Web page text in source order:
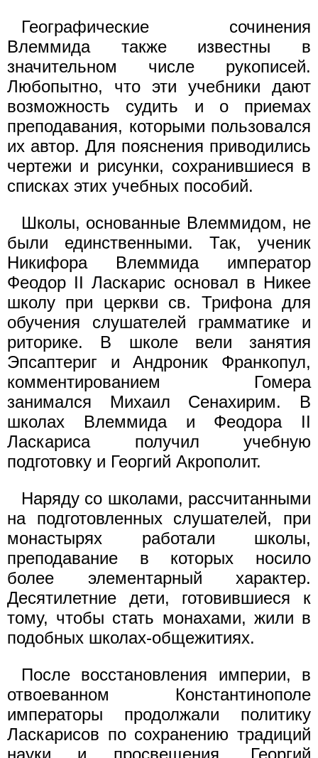
Географические сочинения
Влеммида также известны в
значительном числе рукописей.
Любопытно, что эти учебники дают
возможность судить и о приемах
преподавания, которыми пользовался
их автор. Для пояснения приводились
чертежи и рисунки, сохранившиеся в
списках этих учебных пособий.
Школы, основанные Влеммидом, не
были единственными. Так, ученик
Никифора Влеммида император
Феодор II Ласкарис основал в Никее
школу при церкви св. Трифона для
обучения слушателей грамматике и
риторике. В школе вели занятия
Эпсаптериг и Андроник Франкопул,
комментированием Гомера
занимался Михаил Сенахирим. В
школах Влеммида и Феодора II
Ласкариса получил учебную
подготовку и Георгий Акрополит.
Наряду со школами, рассчитанными
на подготовленных слушателей, при
монастырях работали школы,
преподавание в которых носило
более элементарный характер.
Десятилетние дети, готовившиеся к
тому, чтобы стать монахами, жили в
подобных школах-общежитиях.
После восстановления империи, в
отвоеванном Константинополе
императоры продолжали политику
Ласкарисов по сохранению традиций
науки и просвещения. Георгий